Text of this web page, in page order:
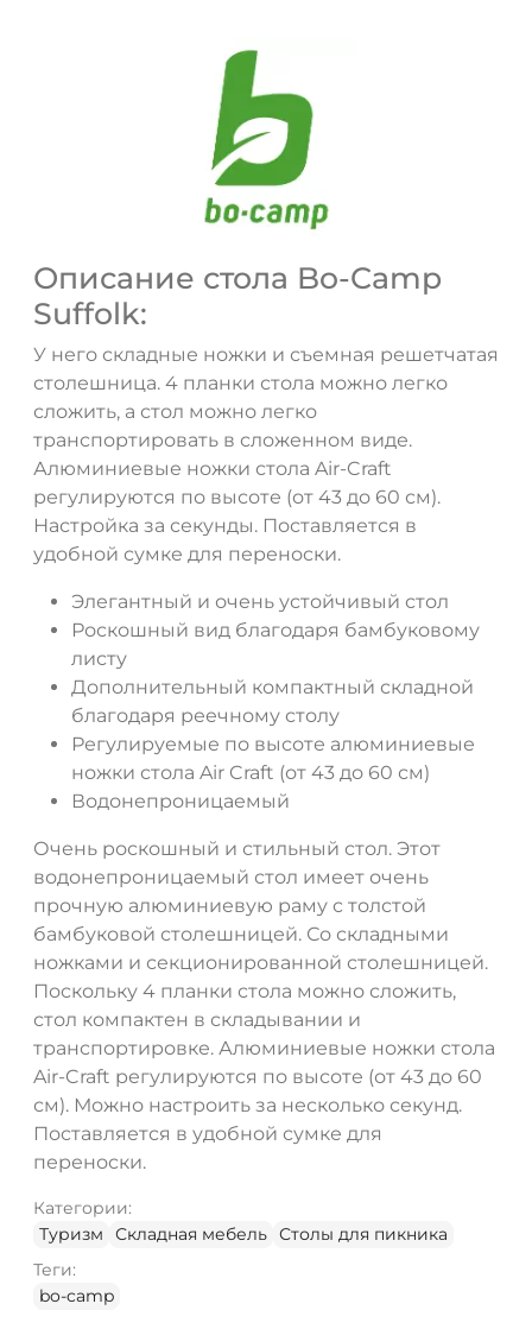
Описание стола Bo-Camp
Suffolk:
У него складные ножки и съемная решетчатая
столешница. 4 планки стола можно легко
сложить, а стол можно легко
транспортировать в сложенном виде.
Алюминиевые ножки стола Air-Craft
регулируются по высоте (от 43 до 60 см).
Настройка за секунды. Поставляется в
удобной сумке для переноски.
Элегантный и очень устойчивый стол
Роскошный вид благодаря бамбуковому
листу
Дополнительный компактный складной
благодаря реечному столу
Регулируемые по высоте алюминиевые
ножки стола Air Craft (от 43 до 60 см)
Водонепроницаемый
Очень роскошный и стильный стол. Этот
водонепроницаемый стол имеет очень
прочную алюминиевую раму с толстой
бамбуковой столешницей. Со складными
ножками и секционированной столешницей.
Поскольку 4 планки стола можно сложить,
стол компактен в складывании и
транспортировке. Алюминиевые ножки стола
Air-Craft регулируются по высоте (от 43 до 60
см). Можно настроить за несколько секунд.
Поставляется в удобной сумке для
переноски.
Категории:
Туризм
Складная мебель Столы для пикника
Теги:
bo-camp
ДА НЕТ